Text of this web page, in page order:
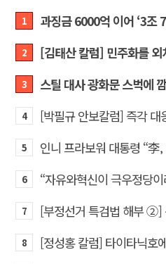
1
2
3 스틸 대사 광화문 스벅에
4
5 인니 프라보워 대통령 “李
6
7
8 [정성홍 칼럼] 타이타닉호